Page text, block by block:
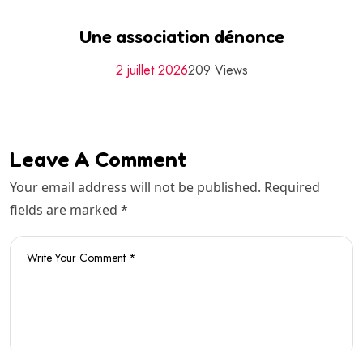
Une association dénonce
2 juillet 2026209 Views
Leave A Comment
Your email address will not be published. Required
fields are marked *